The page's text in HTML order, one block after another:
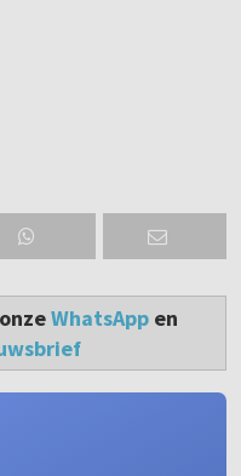
WhatsAppen